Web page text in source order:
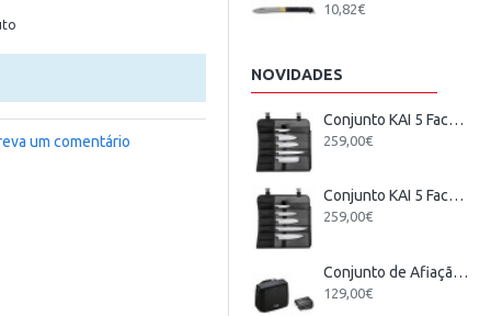
um comentário
10,82€
NOVIDADES
Conjunto KAI 5 Facas Japonesas + Estojo
259,00€
Conjunto KAI 5 Facas Wasabi Black Europeu + Estojo
259,00€
Conjunto de Afiação Elétrico KAI
129,00€